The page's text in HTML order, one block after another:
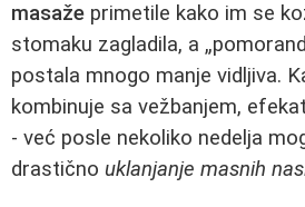
masaže primetile kako im se
stomaku zagladila, a
postala mnogo manje vidljiva.
kombinuje sa vežbanjem,
- već posle nekoliko nedelja
drastično uklanjanje masnih